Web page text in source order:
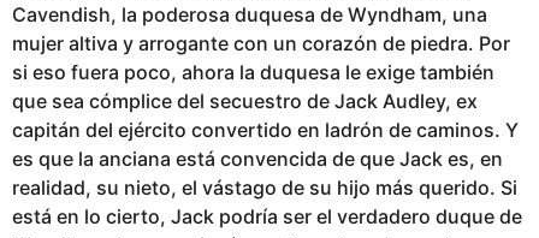
Cavendish, la poderosa duquesa de Wyndham, una
mujer altiva y arrogante con un corazón de piedra. Por
si eso fuera poco, ahora la duquesa le exige también
que sea cómplice del secuestro de Jack Audley, ex
capitán del ejército convertido en ladrón de caminos. Y
es que la anciana está convencida de que Jack es, en
realidad, su nieto, el vástago de su hijo más querido. Si
está en lo cierto, Jack podría ser el verdadero duque de